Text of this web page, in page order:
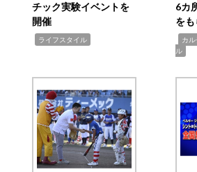
チック実験イベントを
開催
ライフスタイル
6カ
をも
カ
ル